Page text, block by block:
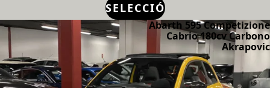
SELECCIÓ
Abarth 595 Competizione
Cabrio 180cv Carbono
Akrapovic